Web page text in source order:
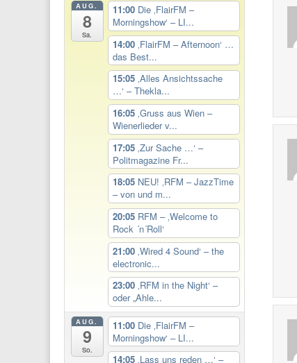
AUG.
8
Sa.
11:00 Die ‚FlairFM –
Morningshow‘ – LI...
14:00 ‚FlairFM – Afternoon‘ …
das Best...
15:05 ‚Alles Ansichtssache
…‘ – Thekla...
16:05 ‚Gruss aus Wien –
Wienerlieder v...
17:05 ‚Zur Sache …‘ –
Politmagazine Fr...
18:05 NEU! ‚RFM – JazzTime
– von und m...
20:05 RFM – ‚Welcome to
Rock ´n´Roll‘
21:00 ‚Wired 4 Sound‘ – the
electronic...
23:00 ‚RFM in the Night‘ –
oder „Ahle...
AUG.
9
So.
11:00 Die ‚FlairFM –
Morningshow‘ – LI...
14:05 ‚Lass uns reden …‘ –